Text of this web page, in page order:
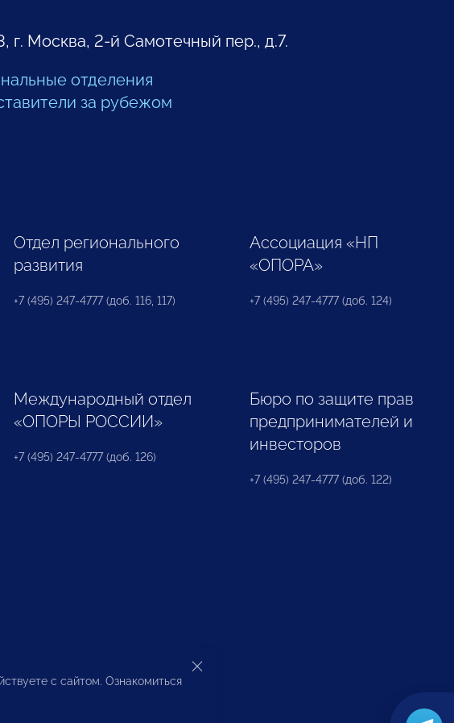
г. Москва, 2-й Самотечный пер., д.7.
отделения
за рубежом
Отдел регионального
развития
+7 (495) 247-4777 (доб. 116, 117)
Ассоциация «НП
«ОПОРА»
+7 (495) 247-4777 (доб. 124)
Международный отдел
«ОПОРЫ РОССИИ»
+7 (495) 247-4777 (доб. 126)
Бюро по защите прав
предпринимателей и
инвесторов
+7 (495) 247-4777 (доб. 122)
с сайтом. Ознакомиться